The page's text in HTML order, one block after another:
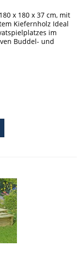
x 180 x 37 cm, mit
Kiefernholz Ideal
im
Buddel- und